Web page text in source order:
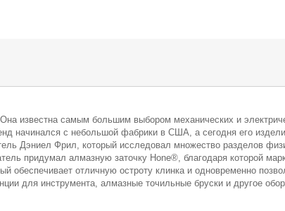
известна самым большим выбором механических и
начинался с небольшой фабрики в США, а сегодня его
Дэниел Фрил, который исследовал множество разделов
придумал алмазную заточку Hone®, благодаря которой
обеспечивает отличную остроту клинка и одновременно
для инструмента, алмазные точильные бруски и другое